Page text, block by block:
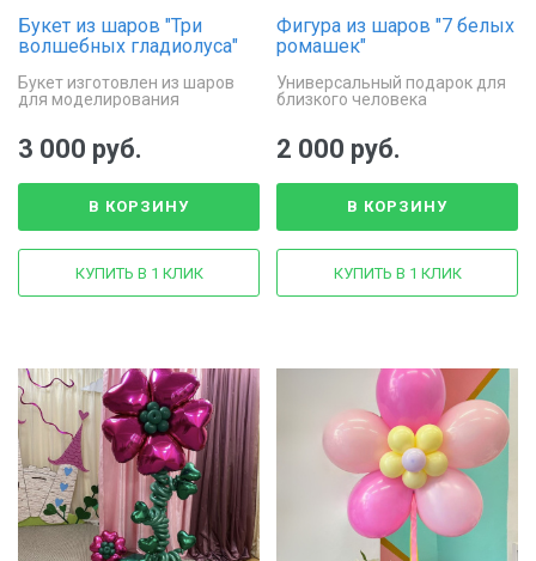
Букет из шаров "Три
волшебных гладиолуса"
Букет изготовлен из шаров
для моделирования
3 000 руб.
В КОРЗИНУ
КУПИТЬ В 1 КЛИК
Фигура из шаров "7 белых
ромашек"
Универсальный подарок для
близкого человека
2 000 руб.
В КОРЗИНУ
КУПИТЬ В 1 КЛИК